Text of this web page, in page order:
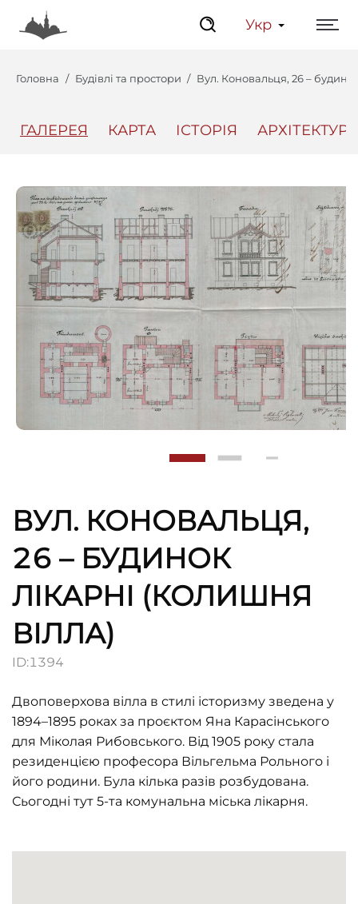
Укр
Головна Будівлі та простори Вул. Коновальця, 26 –
ГАЛЕРЕЯ КАРТА ІСТОРІЯ АРХІТЕКТУРА
ВУЛ. КОНОВАЛЬЦЯ,
26 – БУДИНОК
ЛІКАРНІ (КОЛИШНЯ
ВІЛЛА)
ID:1394
Двоповерхова вілла в стилі історизму зведена у
1894–1895 роках за проєктом Яна Карасінського
для Міколая Рибовського. Від 1905 року стала
резиденцією професора Вільгельма Рольного і
його родини. Була кілька разів розбудована.
Сьогодні тут 5-та комунальна міська лікарня.